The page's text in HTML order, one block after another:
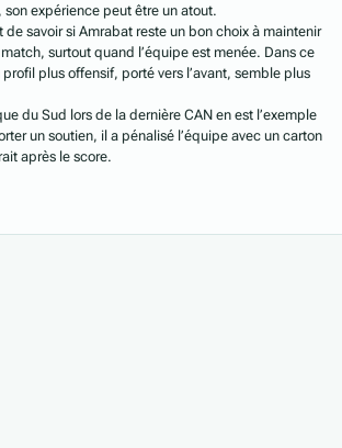
expérience peut être un atout.
de savoir si Amrabat reste un bon choix à maintenir
surtout quand l’équipe est menée. Dans ce
plus offensif, porté vers l’avant, semble plus
du Sud lors de la dernière CAN en est l’exemple
un soutien, il a pénalisé l’équipe avec un carton
après le score.